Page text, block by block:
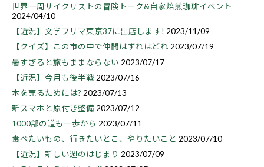
世界一周サイクリストの冒険トーク&自家焙煎珈琲イベント
2024/04/10
【近況】文学フリマ東京37に出店します! 2023/11/09
【クイズ】この市の中で仲間はずれはどれ 2023/07/19
暑すぎると旅もままならない 2023/07/17
【近況】今月も後半戦 2023/07/16
本を売るためには? 2023/07/13
新スマホと原付き整備 2023/07/12
1000部の道も一歩から 2023/07/11
食べたいもの、行きたいとこ、やりたいこと 2023/07/10
【近況】新しい週のはじまり 2023/07/09